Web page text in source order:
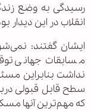
رسیدگی به وضع
انقلاب در این دیدار
ایشان گفتند:
مسابقات جهانی
نداشت بنابراین
سطح قابل قبولی
که مهم‌ترین آنها